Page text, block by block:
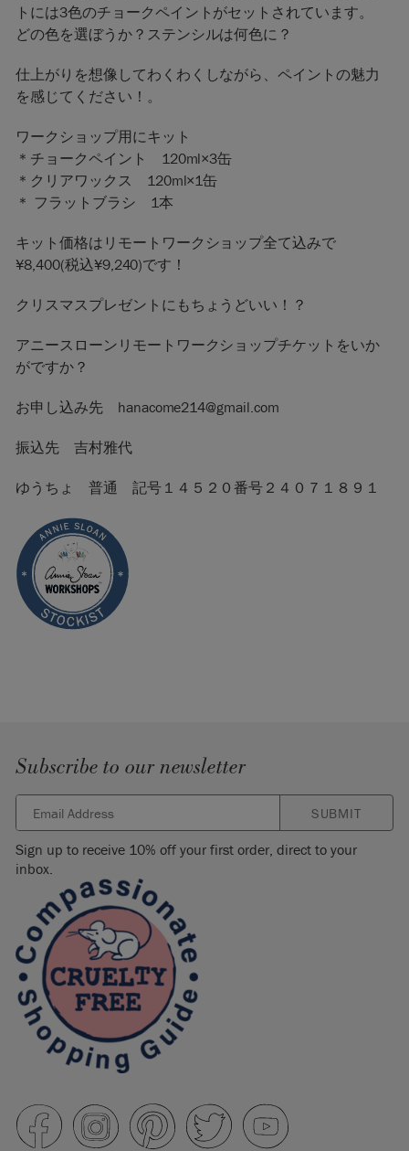
トには3色のチョークペイントがセットされています。
どの色を選ぼうか？ステンシルは何色に？
仕上がりを想像してわくわくしながら、ペイントの魅力
を感じてください！。
ワークショップ用にキット
＊チョークペイント 120ml×3缶
＊クリアワックス 120ml×1缶
＊ フラットブラシ 1本
キット価格はリモートワークショップ全て込みで
¥8,400(税込¥9,240)です！
クリスマスプレゼントにもちょうどいい！？
アニースローンリモートワークショップチケットをいか
がですか？
お申し込み先 hanacome214@gmail.com
振込先 吉村雅代
ゆうちょ 普通 記号１４５２０番号２４０７１８９１
Subscribe to our newsletter
SUBMIT
Sign up to receive 10% off your first order, direct to your
inbox.